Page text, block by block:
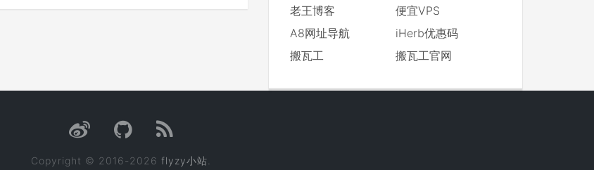
老王博客
便宜VPS
A8网址导航
iHerb优惠码
搬瓦工
搬瓦工官网
Copyright © 2016-2026 flyzy小站